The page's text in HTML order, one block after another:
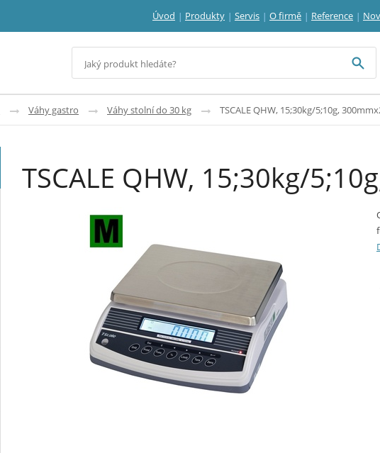
Úvod Produkty Servis O firmě Reference
Váhy gastro Váhy stolní do 30 kg TSCALE QHW, 15;30kg/5;10g,
TSCALE QHW, 15;30kg/